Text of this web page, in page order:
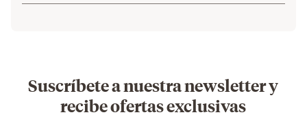
Suscríbete a nuestra newsletter y
recibe ofertas exclusivas